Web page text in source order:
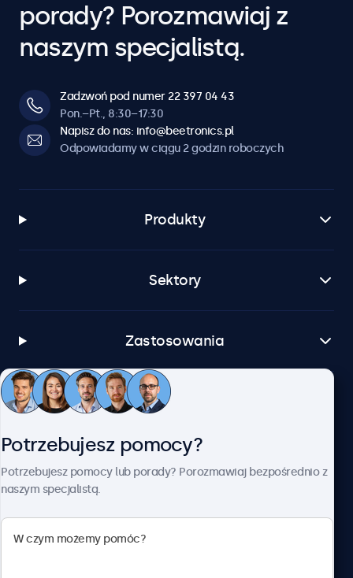
porady? Porozmawiaj z
naszym specjalistą.
Zadzwoń pod numer 22 397 04 43
Pon.–Pt., 8:30–17:30
Napisz do nas: info@beetronics.pl
Odpowiadamy w ciągu 2 godzin roboczych
Produkty
Sektory
Zastosowania
Obsługa klienta
Potrzebujesz pomocy?
Potrzebujesz pomocy lub porady? Porozmawiaj bezpośrednio z
naszym specjalistą.